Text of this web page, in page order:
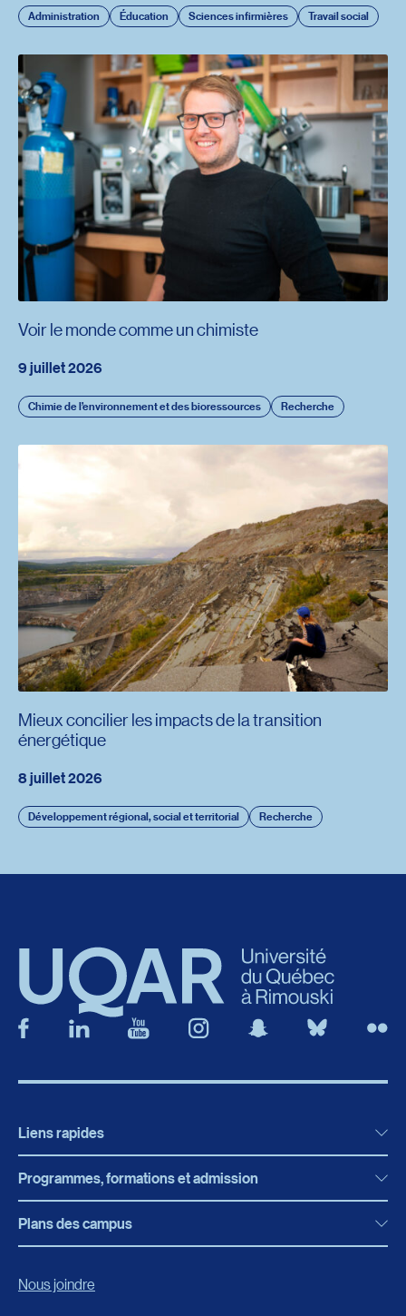
Administration Éducation Sciences infirmières Travail social
9 juillet 2026
Chimie de l’environnement et des bioressources Recherche
Voir le monde comme un chimiste
8 juillet 2026
Développement régional, social et territorial Recherche
Mieux concilier les impacts de la transition
énergétique
Liens rapides
Actualités
Bibliothèque
Boutique en ligne
Programmes, formations et admission
Programmes, formations et admission
Plans des campus
Nous joindre